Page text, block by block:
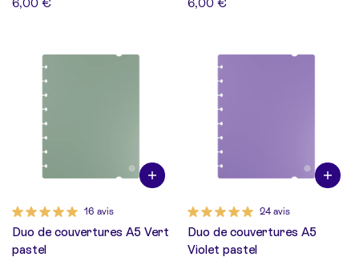
16 avis
Duo de couvertures A5 Vert
pastel
24 avis
Duo de couvertures A5
Violet pastel